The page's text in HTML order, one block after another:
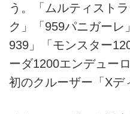
う。「ムルティスト
ク」「959パニガーレ
939」「モンスター
ーダ1200エンデュー
初のクルーザー「Xデ